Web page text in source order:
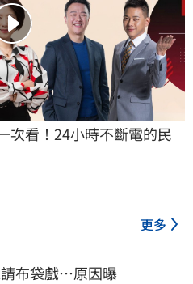
次看！24小時不斷電的民
更多
布袋戲…原因曝